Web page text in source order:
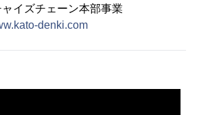
チェーン本部事業
denki.com